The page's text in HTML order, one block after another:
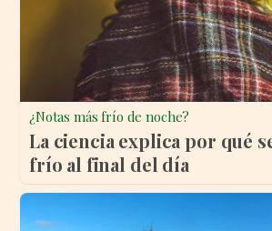
¿Notas más frío de noche?
La ciencia explica por qué
frío al final del día